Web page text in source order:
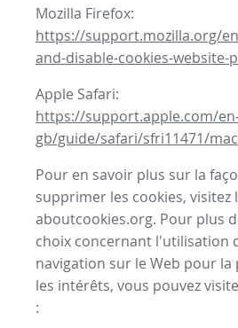
Mozilla Firefox:
https://support.mozilla.org/
and-disable-cookies-website-
Apple Safari:
https://support.apple.com/
gb/guide/safari/sfri11471/mac
Pour en savoir plus sur la
supprimer les cookies, visitez
aboutcookies.org. Pour plus
choix concernant l'utilisation
navigation sur le Web pour
les intérêts, vous pouvez
: